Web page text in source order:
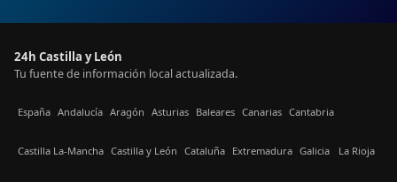
24h Castilla y León
Tu fuente de información local actualizada.
España Andalucía Aragón Asturias Baleares Canarias Cantabria
Castilla La-Mancha Castilla y León Cataluña Extremadura Galicia La Rioja